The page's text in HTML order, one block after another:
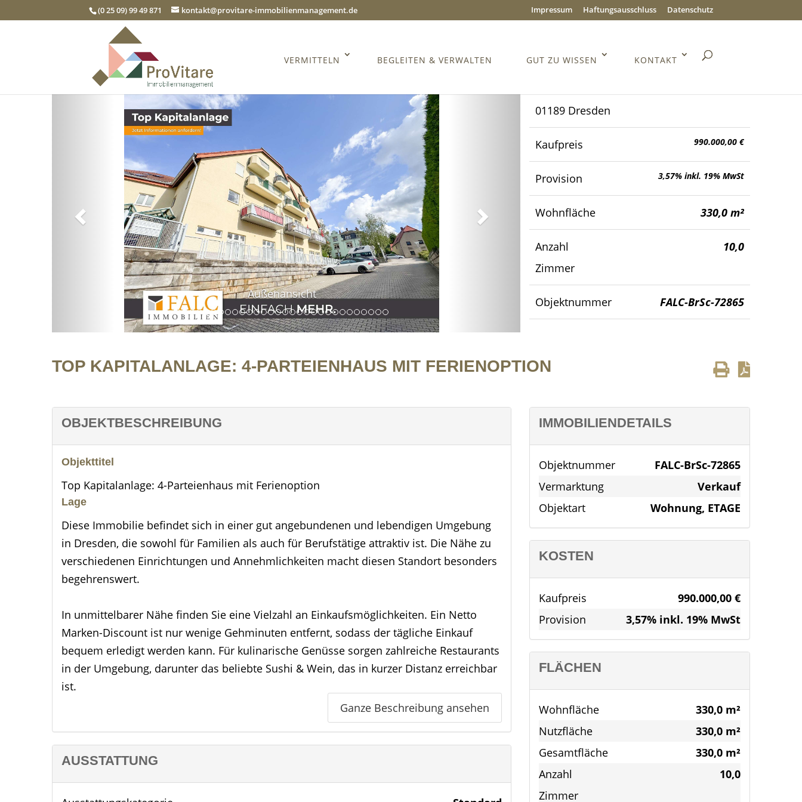
(0 25 09) 99 49 871 kontakt@provitare-immobilienmanagement.de Impressum Haftungsausschluss Datenschutz
VERMITTELN BEGLEITEN & VERWALTEN GUT ZU WISSEN KONTAKT
Außenansicht
01189 Dresden
Kaufpreis 990.000,00 €
Provision 3,57% inkl. 19% MwSt
Wohnfläche 330,0 m²
Anzahl
Zimmer
10,0
Objektnummer FALC-BrSc-72865
TOP KAPITALANLAGE: 4-PARTEIENHAUS MIT FERIENOPTION
OBJEKTBESCHREIBUNG
Objekttitel
Top Kapitalanlage: 4-Parteienhaus mit Ferienoption
Lage
Diese Immobilie befindet sich in einer gut angebundenen und lebendigen Umgebung
in Dresden, die sowohl für Familien als auch für Berufstätige attraktiv ist. Die Nähe zu
verschiedenen Einrichtungen und Annehmlichkeiten macht diesen Standort besonders
begehrenswert.
In unmittelbarer Nähe finden Sie eine Vielzahl an Einkaufsmöglichkeiten. Ein Netto
Marken-Discount ist nur wenige Gehminuten entfernt, sodass der tägliche Einkauf
bequem erledigt werden kann. Für kulinarische Genüsse sorgen zahlreiche Restaurants
in der Umgebung, darunter das beliebte Sushi & Wein, das in kurzer Distanz erreichbar
ist.
Für Familien mit Kindern bietet die Umgebung eine hervorragende Infrastruktur. Die 80.
Bildungseinrichtung für die Kleinen. Zudem gibt es mehrere Kindertagesstätten, die
Ganze Beschreibung ansehen
AUSSTATTUNG
IMMOBILIENDETAILS
Objektnummer
FALC-BrSc-72865
Vermarktung
Verkauf
Objektart
Wohnung, ETAGE
KOSTEN
Kaufpreis
990.000,00 €
Provision
3,57% inkl. 19% MwSt
FLÄCHEN
Wohnfläche
330,0 m²
Nutzfläche
330,0 m²
Gesamtfläche
330,0 m²
Anzahl
Zimmer
10,0